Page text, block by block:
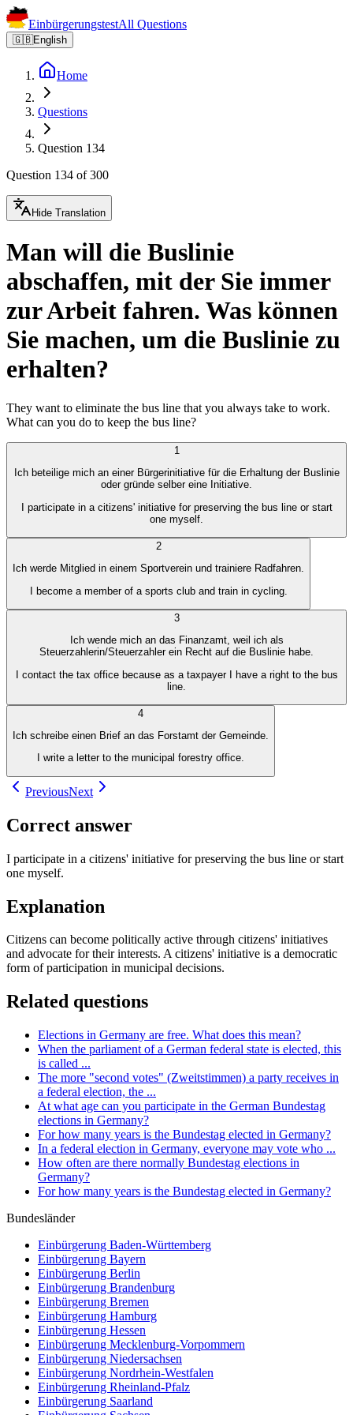
EinbürgerungstestAll Questions
🇬🇧English
Home
Questions
Question 134
Question 134 of 300
Hide Translation
Man will die Buslinie
abschaffen, mit der Sie immer
zur Arbeit fahren. Was können
Sie machen, um die Buslinie zu
erhalten?
They want to eliminate the bus line that you always take to work.
What can you do to keep the bus line?
1
Ich beteilige mich an einer Bürgerinitiative für die Erhaltung der Buslinie
oder gründe selber eine Initiative.
I participate in a citizens' initiative for preserving the bus line or start
one myself.
2
Ich werde Mitglied in einem Sportverein und trainiere Radfahren.
I become a member of a sports club and train in cycling.
3
Ich wende mich an das Finanzamt, weil ich als
Steuerzahlerin/Steuerzahler ein Recht auf die Buslinie habe.
I contact the tax office because as a taxpayer I have a right to the bus
line.
4
Ich schreibe einen Brief an das Forstamt der Gemeinde.
I write a letter to the municipal forestry office.
PreviousNext
Correct answer
I participate in a citizens' initiative for preserving the bus line or start
one myself.
Explanation
Citizens can become politically active through citizens' initiatives
and advocate for their interests. A citizens' initiative is a democratic
form of participation in municipal decisions.
Related questions
Elections in Germany are free. What does this mean?
When the parliament of a German federal state is elected, this
is called ...
The more "second votes" (Zweitstimmen) a party receives in
a federal election, the ...
At what age can you participate in the German Bundestag
elections in Germany?
For how many years is the Bundestag elected in Germany?
In a federal election in Germany, everyone may vote who ...
How often are there normally Bundestag elections in
Germany?
For how many years is the Bundestag elected in Germany?
Bundesländer
Einbürgerung Baden-Württemberg
Einbürgerung Bayern
Einbürgerung Berlin
Einbürgerung Brandenburg
Einbürgerung Bremen
Einbürgerung Hamburg
Einbürgerung Hessen
Einbürgerung Mecklenburg-Vorpommern
Einbürgerung Niedersachsen
Einbürgerung Nordrhein-Westfalen
Einbürgerung Rheinland-Pfalz
Einbürgerung Saarland